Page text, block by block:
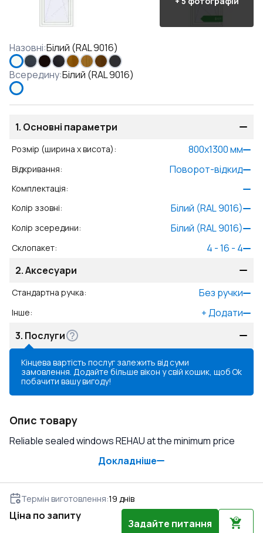
Назовні:Білий (RAL 9016)
Всередину:Білий (RAL 9016)
1. Основні параметри
Розмір (ширина x висота): 800x1300мм
Відкривання: Поворот-відкид
Комплектація:
Колір ззовні: Білий (RAL 9016)
Колір зсередини: Білий (RAL 9016)
Склопакет:
4 - 16 - 4
2.Аксесуари
Стандартна ручка: Без ручки
Інше: +Додати
3. Послуги
Кінцева вартість послуг залежить від суми
замовлення. Додайте більше вікон у свій кошик, щоб
побачити вашу вигоду!
Ok
Опис товару
Reliable sealed windows REHAU at the minimum price
Докладніше
Термін виготовлення:19 днів
Ціна по запиту
Задайте питання